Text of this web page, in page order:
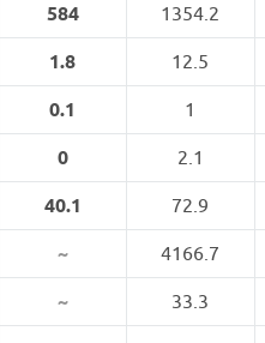
584 1354.2
1.8 12.5
0.1 1
0 2.1
40.1 72.9
~ 4166.7
~ 33.3